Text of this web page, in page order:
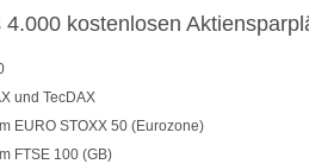
kostenlosen
und TecDAX
EURO STOXX 50 (Eurozone)
FTSE 100 (GB)